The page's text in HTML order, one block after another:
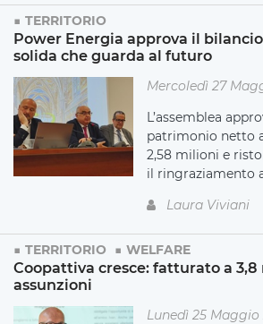
TERRITORIO
Power Energia approva il
solida che guarda al futuro
Mercoledì 27
L’assemblea
patrimonio netto
2,58 milioni e
il ringraziamento
Laura Viviani
TERRITORIO WELFARE
Coopattiva cresce: fatturato a
assunzioni
Lunedì 25 Maggio